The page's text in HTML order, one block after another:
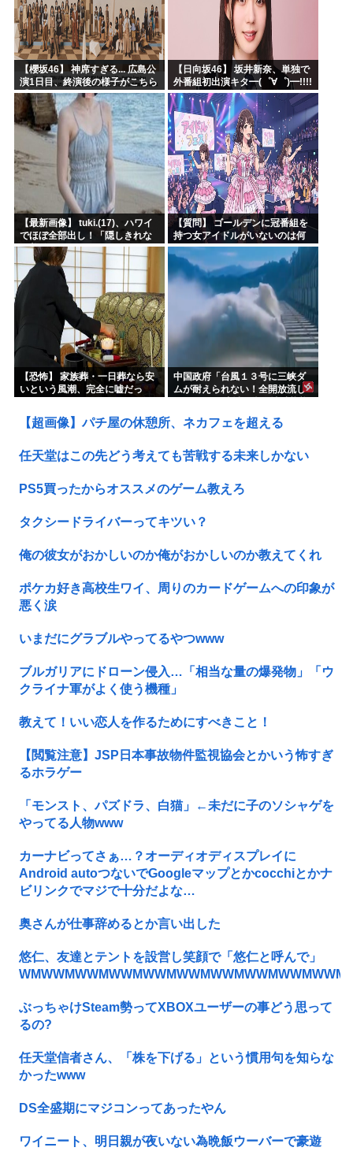
【櫻坂46】 神席すぎる... 広島公
演1日目、終演後の様子がこちら
【全国ツアー2026 What’s
lonesome?】
【日向坂46】 坂井新奈、単独で
外番組初出演キタ━(゜∀゜)━!!!!
【最新画像】 tuki.(17)、ハワイ
でほぼ全部出し！「隠しきれな
い美貌」とSNSざわつく
【質問】 ゴールデンに冠番組を
持つ女アイドルがいないのは何
故なのか？
【恐怖】 家族葬・一日葬なら安
いという風潮、完全に嘘だっ
中国政府「台風１３号に三峡ダ
ムが耐えられない！全開放流し
【超画像】パチ屋の休憩所、ネカフェを超える
任天堂はこの先どう考えても苦戦する未来しかない
PS5買ったからオススメのゲーム教えろ
タクシードライバーってキツい？
俺の彼女がおかしいのか俺がおかしいのか教えてくれ
ポケカ好き高校生ワイ、周りのカードゲームへの印象が
悪く涙
いまだにグラブルやってるやつwww
ブルガリアにドローン侵入…「相当な量の爆発物」「ウ
クライナ軍がよく使う機種」
教えて！いい恋人を作るためにすべきこと！
【閲覧注意】JSP日本事故物件監視協会とかいう怖すぎ
るホラゲー
「モンスト、パズドラ、白猫」←未だに子のソシャゲを
やってる人物www
カーナビってさぁ…？オーディオディスプレイに
Android autoつないでGoogleマップとかcocchiとかナ
ビリンクでマジで十分だよな…
奥さんが仕事辞めるとか言い出した
悠仁、友達とテントを設営し笑顔で「悠仁と呼んで」
ぶっちゃけSteam勢ってXBOXユーザーの事どう思って
るの?
任天堂信者さん、「株を下げる」という慣用句を知らな
かったwww
DS全盛期にマジコンってあったやん
ワイニート、明日親が夜いない為晩飯ウーバーで豪遊